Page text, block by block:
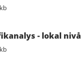
- lokal nivå